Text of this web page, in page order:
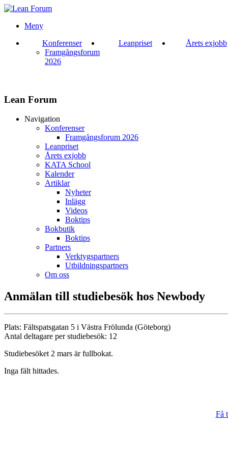
Meny
Konferenser
Framgångsforum
2026
Leanpriset Årets exjobb
Lean Forum
Navigation
Konferenser
Framgångsforum 2026
Leanpriset
Årets exjobb
KATA School
Kalender
Artiklar
Nyheter
Inlägg
Videos
Boktips
Bokbutik
Boktips
Partners
Verktygspartners
Utbildningspartners
Om oss
Anmälan till studiebesök hos Newbody
Plats: Fältspatsgatan 5 i Västra Frölunda (Göteborg)
Antal deltagare per studiebesök: 12
Studiebesöket 2 mars är fullbokat.
Inga fält hittades.
Få